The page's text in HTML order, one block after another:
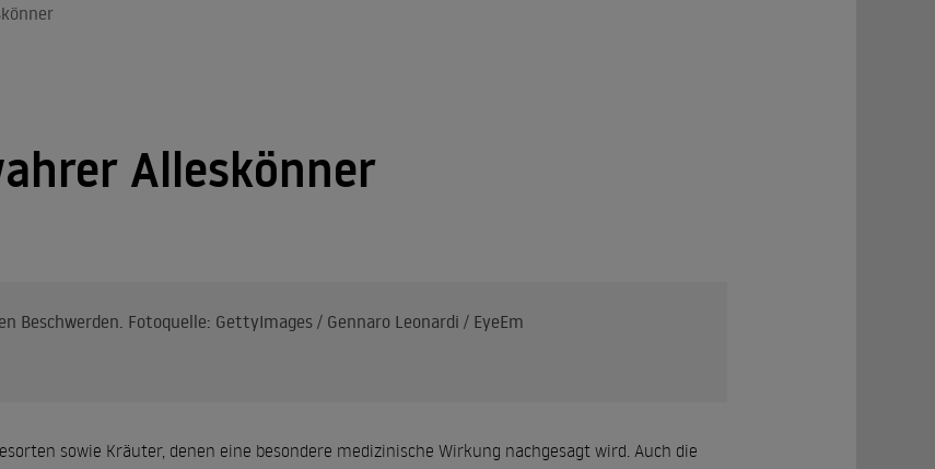
Alleskönner
Beschwerden. Fotoquelle: GettyImages / Gennaro Leonardi / EyeEm
sowie Kräuter, denen eine besondere medizinische Wirkung nachgesagt wird. Auch die